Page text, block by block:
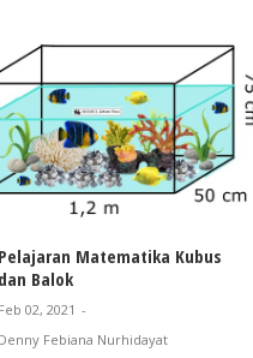
Pelajaran Matematika Kubus
dan Balok
Feb 02, 2021 -
Denny Febiana Nurhidayat